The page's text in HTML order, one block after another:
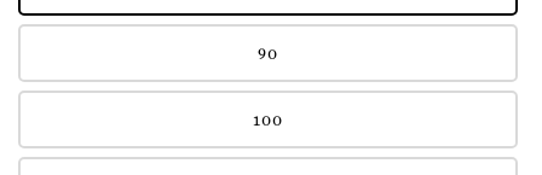
90
100